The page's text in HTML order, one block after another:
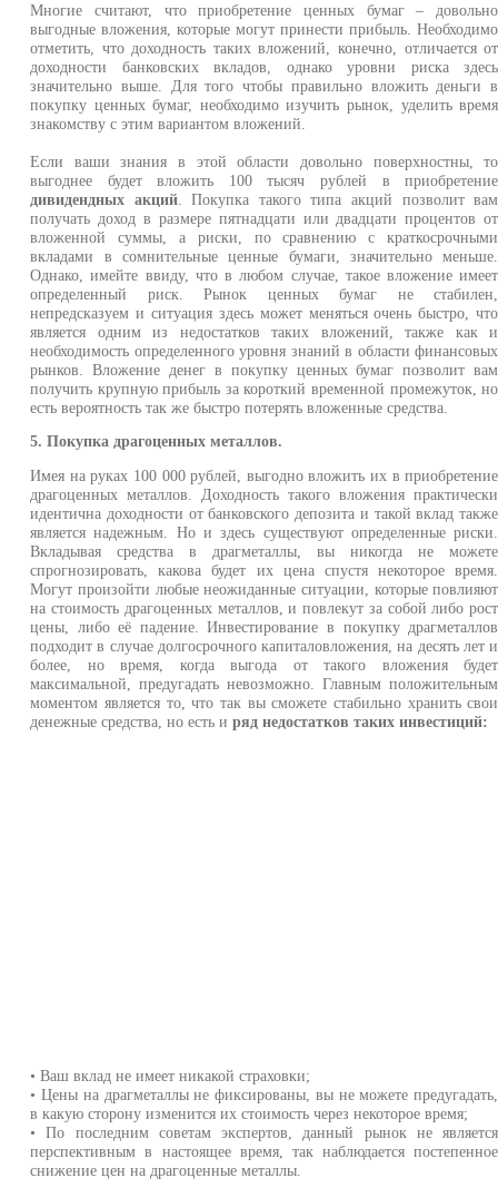
Многие считают, что приобретение ценных бумаг – довольно
выгодные вложения, которые могут принести прибыль. Необходимо
отметить, что доходность таких вложений, конечно, отличается от
доходности банковских вкладов, однако уровни риска здесь
значительно выше. Для того чтобы правильно вложить деньги в
покупку ценных бумаг, необходимо изучить рынок, уделить время
знакомству с этим вариантом вложений.
Если ваши знания в этой области довольно поверхностны, то
выгоднее будет вложить 100 тысяч рублей в приобретение
дивидендных акций. Покупка такого типа акций позволит вам
получать доход в размере пятнадцати или двадцати процентов от
вложенной суммы, а риски, по сравнению с краткосрочными
вкладами в сомнительные ценные бумаги, значительно меньше.
Однако, имейте ввиду, что в любом случае, такое вложение имеет
определенный риск. Рынок ценных бумаг не стабилен,
непредсказуем и ситуация здесь может меняться очень быстро, что
является одним из недостатков таких вложений, также как и
необходимость определенного уровня знаний в области финансовых
рынков. Вложение денег в покупку ценных бумаг позволит вам
получить крупную прибыль за короткий временной промежуток, но
есть вероятность так же быстро потерять вложенные средства.
5. Покупка драгоценных металлов.
Имея на руках 100 000 рублей, выгодно вложить их в приобретение
драгоценных металлов. Доходность такого вложения практически
идентична доходности от банковского депозита и такой вклад также
является надежным. Но и здесь существуют определенные риски.
Вкладывая средства в драгметаллы, вы никогда не можете
спрогнозировать, какова будет их цена спустя некоторое время.
Могут произойти любые неожиданные ситуации, которые повлияют
на стоимость драгоценных металлов, и повлекут за собой либо рост
цены, либо её падение. Инвестирование в покупку драгметаллов
подходит в случае долгосрочного капиталовложения, на десять лет и
более, но время, когда выгода от такого вложения будет
максимальной, предугадать невозможно. Главным положительным
моментом является то, что так вы сможете стабильно хранить свои
денежные средства, но есть иряд недостатков таких инвестиций:
• Ваш вклад не имеет никакой страховки;
• Цены на драгметаллы не фиксированы, вы не можете предугадать,
в какую сторону изменится их стоимость через некоторое время;
• По последним советам экспертов, данный рынок не является
перспективным в настоящее время, так наблюдается постепенное
снижение цен на драгоценные металлы.